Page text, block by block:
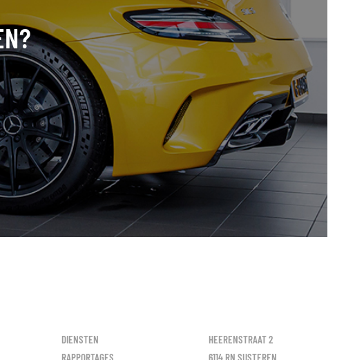
DIENSTEN
RAPPORTAGES
HEERENSTRAAT 2
6114 RN SUSTEREN